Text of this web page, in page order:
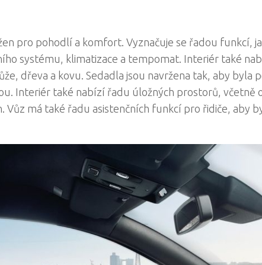
pro pohodlí a komfort. Vyznačuje se řadou funkcí,
systému, klimatizace a tempomat. Interiér také
dřeva a kovu. Sedadla jsou navržena tak, aby byla
Interiér také nabízí řadu úložných prostorů, včetně
Vůz má také řadu asistenčních funkcí pro řidiče, aby